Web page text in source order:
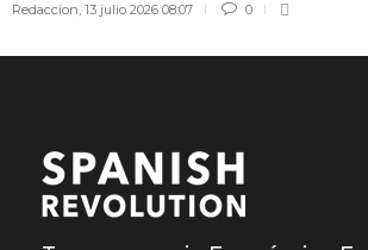
Redaccion, 13 julio 2026 08:07 0